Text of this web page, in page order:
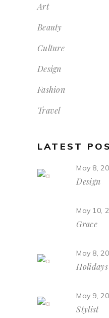
Art
Beauty
Culture
Design
Fashion
Travel
LATEST
May 8,
Design
May 10,
Grace
May 8,
Holidays
May 9,
Stylist